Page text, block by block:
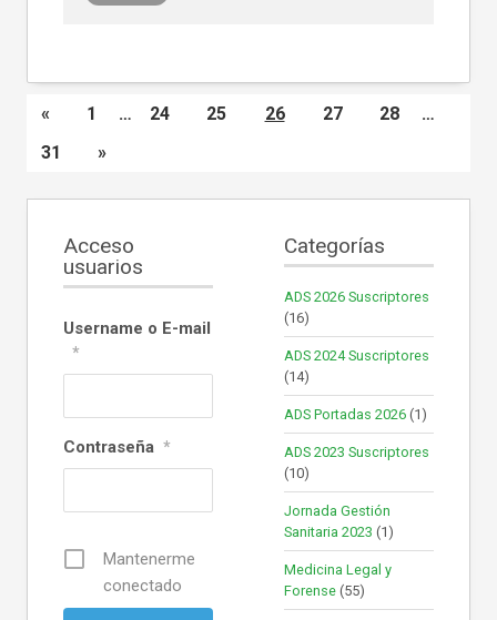
« 1 … 24 25 26 27 28
…
31
»
Acceso
usuarios
Username o E-mail
*
Contraseña *
Mantenerme
conectado
Categorías
ADS 2026 Suscriptores
(16)
ADS 2024 Suscriptores
(14)
ADS Portadas 2026 (1)
ADS 2023 Suscriptores
(10)
Jornada Gestión
Sanitaria 2023 (1)
Medicina Legal y
Forense (55)